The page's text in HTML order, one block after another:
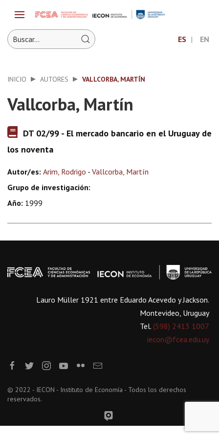
ES EN
INICIO AUTORES VALLCORBA, MARTÍN
Vallcorba, Martín
DT 02/99 - El mercado bancario en el Uruguay de
los noventa
Autor/es: Arim, Rodrigo - Vallcorba, Martín
Grupo de investigación:
Año: 1999
Lauro Müller 1921 entre Eduardo Acevedo y Jackson.
Montevideo, Uruguay
Tel. (598) 2413 1007
iecon@fcea.edu.uy
© 2022 - IECON - Instituto de Economía - Todos los derechos
reservados.